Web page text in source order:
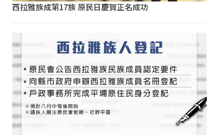
西拉雅族成第17族 原民日慶賀正名成功